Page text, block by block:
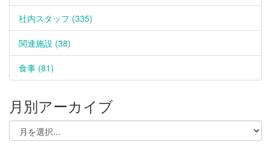
社内スタッフ (335)
関連施設 (38)
食事 (81)
月別アーカイブ